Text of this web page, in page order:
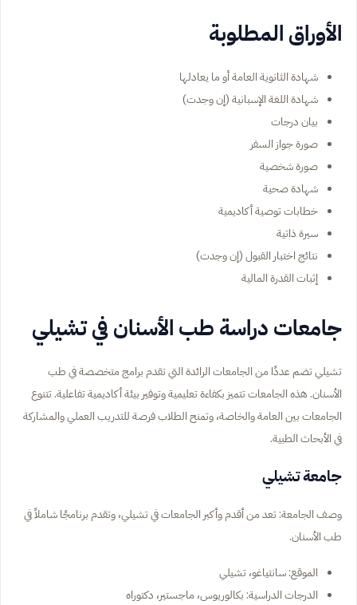
الأوراق المطلوبة
شهادة الثانوية العامة أو ما يعادلها
شهادة اللغة الإسبانية (إن وجدت)
بيان درجات
صورة جواز السفر
صورة شخصية
شهادة صحية
خطابات توصية أكاديمية
سيرة ذاتية
نتائج اختبار القبول (إن وجدت)
إثبات القدرة المالية
جامعات دراسة طب الأسنان في تشيلي
تشيلي تضم عددًا من الجامعات الرائدة التي تقدم برامج متخصصة في طب
الأسنان. هذه الجامعات تتميز بكفاءة تعليمية وتوفير بيئة أكاديمية تفاعلية. تتنوع
الجامعات بين العامة والخاصة، وتمنح الطلاب فرصة للتدريب العملي والمشاركة
في الأبحاث الطبية.
جامعة تشيلي
وصف الجامعة: تعد من أقدم وأكبر الجامعات في تشيلي، وتقدم برنامجًا شاملاً في
طب الأسنان.
الموقع: سانتياغو، تشيلي
الدرجات الدراسية: بكالوريوس، ماجستير، دكتوراه